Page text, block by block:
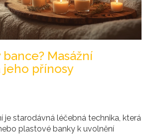
bance? Masážní
jeho přínosy
je starodávná léčebná technika, která
plastové banky k uvolnění